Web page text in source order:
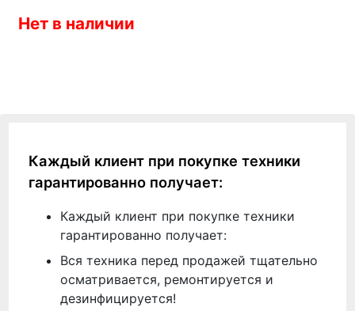
Нет в наличии
Каждый клиент при покупке техники
гарантированно получает:
Каждый клиент при покупке техники
гарантированно получает:
Вся техника перед продажей тщательно
осматривается, ремонтируется и
дезинфицируется!